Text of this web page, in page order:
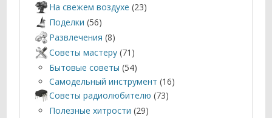
На свежем воздухе (23)
Поделки (56)
Развлечения (8)
Советы мастеру (71)
Бытовые советы (54)
Самодельный инструмент (16)
Советы радиолюбителю (73)
Полезные хитрости (29)